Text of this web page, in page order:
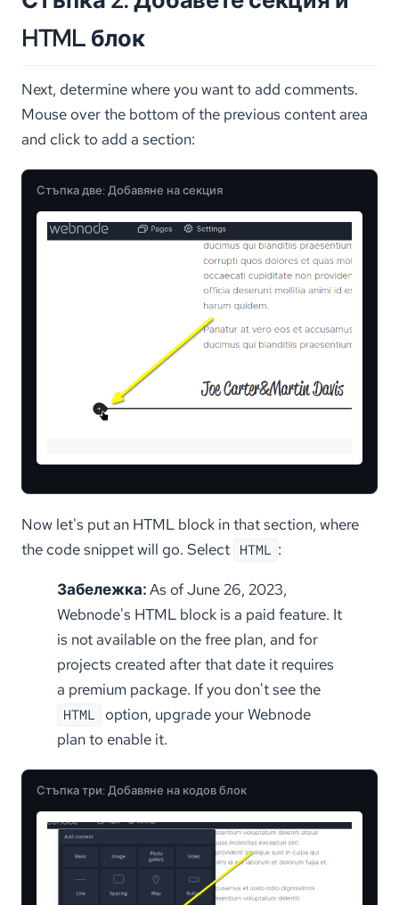
HTML блок
Next, determine where you want to add comments.
Mouse over the bottom of the previous content area
and click to add a section:
Стъпка две: Добавяне на секция
Now let's put an HTML block in that section, where
the code snippet will go. Select HTML :
Забележка:As of June 26, 2023,
Webnode's HTML block is a paid feature. It
is not available on the free plan, and for
projects created after that date it requires
a premium package. If you don't see the
HTML option, upgrade your Webnode
plan to enable it.
Стъпка три: Добавяне на кодов блок